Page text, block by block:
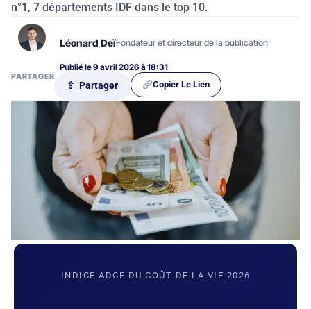
n°1, 7 départements IDF dans le top 10.
Léonard DeïFondateur et directeur de la publication
Publié le 9 avril 2026 à 18:31
PARTAGER
⇪ Partager Copier Le Lien
INDICE ADCF DU COÛT DE LA VIE 2026